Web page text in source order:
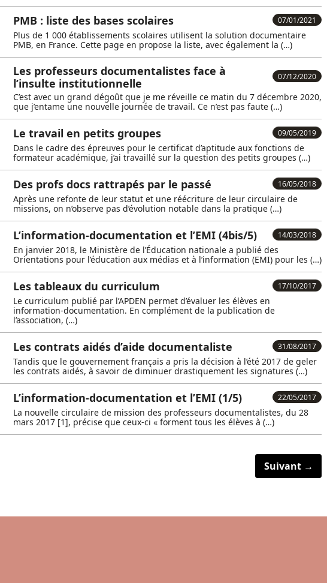
07/01/2021
PMB : liste des bases scolaires
Plus de 1 000 établissements scolaires utilisent la solution documentaire
PMB, en France. Cette page en propose la liste, avec également la (…)
07/12/2020
Les professeurs documentalistes face à
l’insulte institutionnelle
C’est avec un grand dégoût que je me réveille ce matin du 7 décembre 2020,
que j’entame une nouvelle journée de travail. Ce n’est pas faute (…)
09/05/2019
Le travail en petits groupes
Dans le cadre des épreuves pour le certificat d’aptitude aux fonctions de
formateur académique, j’ai travaillé sur la question des petits groupes (…)
16/05/2018
Des profs docs rattrapés par le passé
Après une refonte de leur statut et une réécriture de leur circulaire de
missions, on n’observe pas d’évolution notable dans la pratique (…)
14/03/2018
L’information-documentation et l’EMI (4bis/5)
En janvier 2018, le Ministère de l’Éducation nationale a publié des
Orientations pour l’éducation aux médias et à l’information (EMI) pour les (…)
17/10/2017
Les tableaux du curriculum
Le curriculum publié par l’APDEN permet d’évaluer les élèves en
information-documentation. En complément de la publication de
l’association, (…)
31/08/2017
Les contrats aidés d’aide documentaliste
Tandis que le gouvernement français a pris la décision à l’été 2017 de geler
les contrats aidés, à savoir de diminuer drastiquement les signatures (…)
22/05/2017
L’information-documentation et l’EMI (1/5)
La nouvelle circulaire de mission des professeurs documentalistes, du 28
mars 2017 [1], précise que ceux-ci « forment tous les élèves à (…)
Suivant →